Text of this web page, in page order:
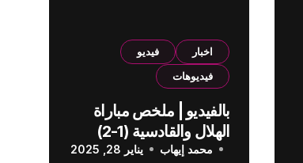
اخبار
فيديو
فيديوهات
بالفيديو | ملخص مباراة
الهلال والقادسية (1-2)
الدوري السعودي
محمد إيهاب يناير 28, 2025